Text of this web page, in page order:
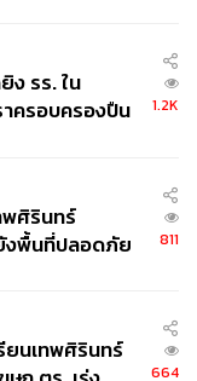
ง รร. ใน
ครอบครองปืน
1.2K
พศิรินทร์
งพื้นที่ปลอดภัย
811
ยนเทพศิรินทร์
664